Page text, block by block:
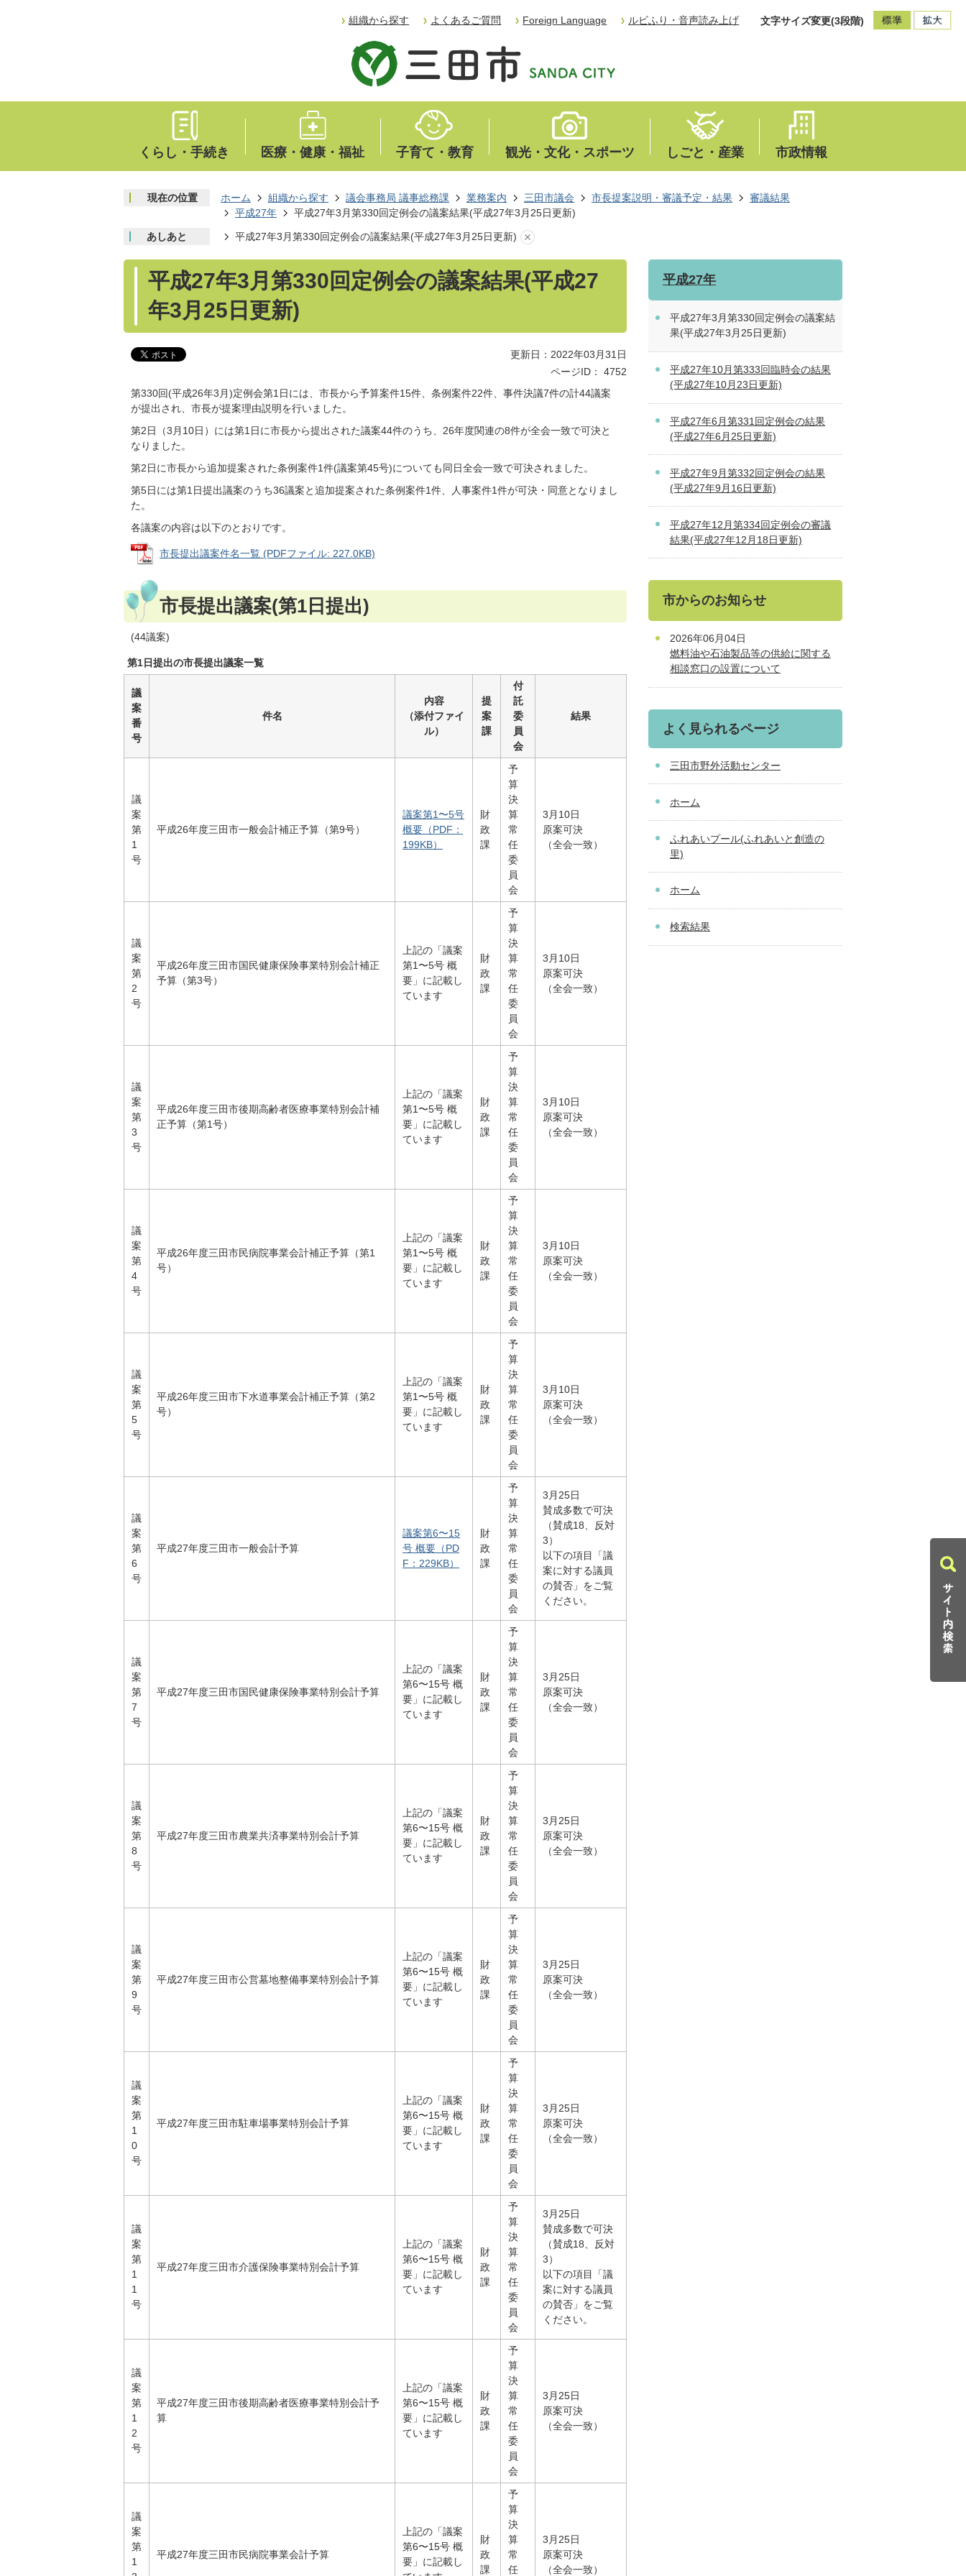
組織から探す よくあるご質問 Foreign Language ルビふり・音声読み上げ 文字サイズ変更(3段階)
くらし・手続き 医療・健康・福祉 子育て・教育 観光・文化・スポーツ しごと・産業 市政情報
現在の位置 ホーム 組織から探す 議会事務局 議事総務課 業務案内 三田市議会 市長提案説明・審議予定・結果
審議結果
平成27年
平成27年3月第330回定例会の議案結果(平成27年3月25日更新)
あしあと 平成27年3月第330回定例会の議案結果(平成27年3月25日更新)
平成27年3月第330回定例会の議案結果(平成27
年3月25日更新)
更新日：2022年03月31日
ページID：
4752
第330回(平成26年3月)定例会第1日には、市長から予算案件15件、条例案件22件、事件決議7件の計44議案
が提出され、市長が提案理由説明を行いました。
第2日（3月10日）には第1日に市長から提出された議案44件のうち、26年度関連の8件が全会一致で可決と
なりました。
第2日に市長から追加提案された条例案件1件(議案第45号)についても同日全会一致で可決されました。
第5日には第1日提出議案のうち36議案と追加提案された条例案件1件、人事案件1件が可決・同意となりまし
た。
各議案の内容は以下のとおりです。
市長提出議案件名一覧 (PDFファイル: 227.0KB)
市長提出議案(第1日提出)
(44議案)
第1日提出の市長提出議案一覧
議
案
番
号
件名
内容
（添付ファイ
ル）
提
案
課
付
託
委
員
会
結果
議
案
第
1
号
平成26年度三田市一般会計補正予算（第9号）
議案第1〜5号
概要（PDF：
199KB）
財
政
課
予
算
決
算
常
任
委
員
会
3月10日
原案可決
（全会一致）
議
案
第
2
号
平成26年度三田市国民健康保険事業特別会計補正
予算（第3号）
上記の「議案
第1〜5号 概
要」に記載し
ています
財
政
課
予
算
決
算
常
任
委
員
会
3月10日
原案可決
（全会一致）
議
案
第
3
号
平成26年度三田市後期高齢者医療事業特別会計補
正予算（第1号）
上記の「議案
第1〜5号 概
要」に記載し
ています
財
政
課
予
算
決
算
常
任
委
員
会
3月10日
原案可決
（全会一致）
議
案
第
4
号
平成26年度三田市民病院事業会計補正予算（第1
号）
上記の「議案
第1〜5号 概
要」に記載し
ています
財
政
課
予
算
決
算
常
任
委
員
会
3月10日
原案可決
（全会一致）
議
案
第
5
号
平成26年度三田市下水道事業会計補正予算（第2
号）
上記の「議案
第1〜5号 概
要」に記載し
ています
財
政
課
予
算
決
算
常
任
委
員
会
3月10日
原案可決
（全会一致）
議
案
第
6
号
平成27年度三田市一般会計予算
議案第6〜15
号 概要（PD
F：229KB）
財
政
課
予
算
決
算
常
任
委
員
会
3月25日
賛成多数で可決
（賛成18、反対
3）
以下の項目「議
案に対する議員
の賛否」をご覧
ください。
議
案
第
7
号
平成27年度三田市国民健康保険事業特別会計予算
上記の「議案
第6〜15号 概
要」に記載し
ています
財
政
課
予
算
決
算
常
任
委
員
会
3月25日
原案可決
（全会一致）
議
案
第
8
号
平成27年度三田市農業共済事業特別会計予算
上記の「議案
第6〜15号 概
要」に記載し
ています
財
政
課
予
算
決
算
常
任
委
員
会
3月25日
原案可決
（全会一致）
議
案
第
9
号
平成27年度三田市公営墓地整備事業特別会計予算
上記の「議案
第6〜15号 概
要」に記載し
ています
財
政
課
予
算
決
算
常
任
委
員
会
3月25日
原案可決
（全会一致）
議
案
第
1
0
号
平成27年度三田市駐車場事業特別会計予算
上記の「議案
第6〜15号 概
要」に記載し
ています
財
政
課
予
算
決
算
常
任
委
員
会
3月25日
原案可決
（全会一致）
議
案
第
1
1
号
平成27年度三田市介護保険事業特別会計予算
上記の「議案
第6〜15号 概
要」に記載し
ています
財
政
課
予
算
決
算
常
任
委
員
会
3月25日
賛成多数で可決
（賛成18、反対
3）
以下の項目「議
案に対する議員
の賛否」をご覧
ください。
議
案
第
1
2
号
平成27年度三田市後期高齢者医療事業特別会計予
算
上記の「議案
第6〜15号 概
要」に記載し
ています
財
政
課
予
算
決
算
常
任
委
員
会
3月25日
原案可決
（全会一致）
議
案
第
1
平成27年度三田市民病院事業会計予算
上記の「議案
第6〜15号 概
要」に記載し
財
政
課
予
算
決
算
常
任
3月25日
原案可決
（全会一致）
平成27年
平成27年3月第330回定例会の議案結
果(平成27年3月25日更新)
平成27年10月第333回臨時会の結果
(平成27年10月23日更新)
平成27年6月第331回定例会の結果
(平成27年6月25日更新)
平成27年9月第332回定例会の結果
(平成27年9月16日更新)
平成27年12月第334回定例会の審議
結果(平成27年12月18日更新)
市からのお知らせ
2026年06月04日
燃料油や石油製品等の供給に関する
相談窓口の設置について
よく見られるページ
三田市野外活動センター
ホーム
ふれあいプール(ふれあいと創造の
里)
ホーム
検索結果